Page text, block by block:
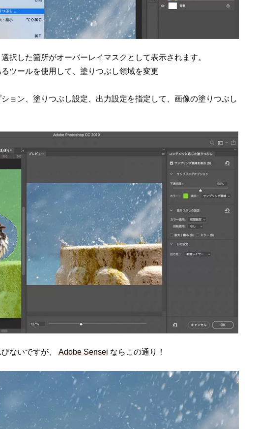
択した箇所がオーバーレイマスクとして表示されます。
ツールを使用して、塗りつぶし領域を変更
ョン、塗りつぶし設定、出力設定を指定して、画像の塗りつぶし
ないですが、 Adobe Senseiならこの通り！